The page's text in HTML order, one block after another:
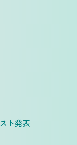
ト発表